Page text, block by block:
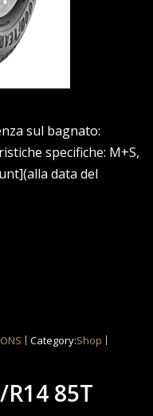
sul bagnato:
specifiche: M+S,
data del
Category:Shop
85T